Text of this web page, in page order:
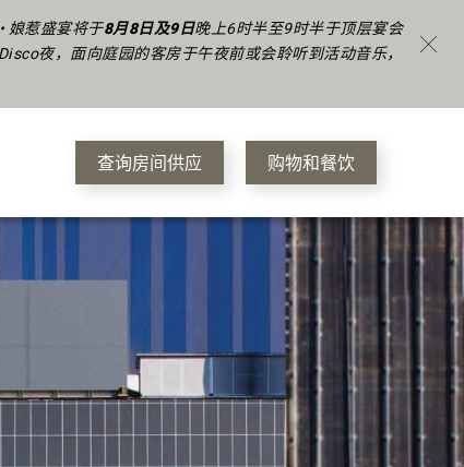
查询房间供应 购物和餐饮
娘惹盛宴将于8月8日及9日晚上6时半至9时半于顶层宴会
夜，面向庭园的客房于午夜前或会聆听到活动音乐，